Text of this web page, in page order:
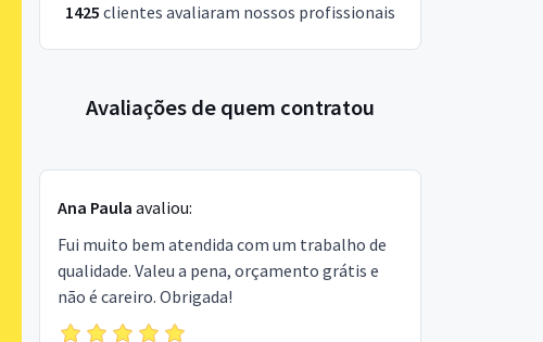
1425 clientes avaliaram nossos profissionais
Avaliações de quem contratou
Ana Paula avaliou:
Fui muito bem atendida com um trabalho de
qualidade. Valeu a pena, orçamento grátis e
não é careiro. Obrigada!